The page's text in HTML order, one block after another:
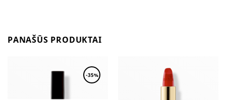
PANAŠŪS PRODUKTAI
-35%